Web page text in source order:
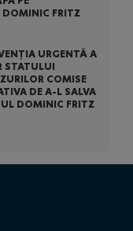
FRITZ
URGENTĂ A
STATULUI
COMISE
DE A-L SALVA
DOMINIC FRITZ